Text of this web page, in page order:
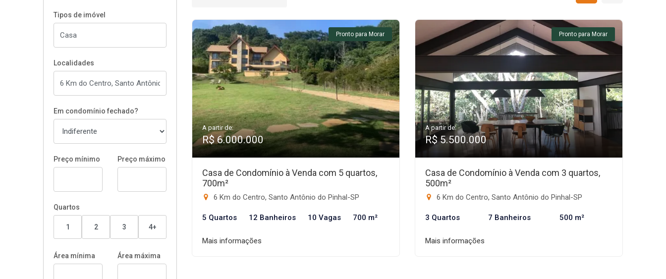
Tipos de imóvel
Localidades
Em condomínio fechado?
Preço mínimo Preço máximo
Quartos
1 2 3 4+
Área mínima Área máxima
Pronto para Morar
A partir de:
R$ 6.000.000
Casa de Condomínio à Venda com 5 quartos,
700m²
6 Km do Centro, Santo Antônio do Pinhal-SP
5 Quartos 12 Banheiros 10 Vagas 700 m²
Mais informações
Pronto para Morar
A partir de:
R$ 5.500.000
Casa de Condomínio à Venda com 3 quartos,
500m²
6 Km do Centro, Santo Antônio do Pinhal-SP
3 Quartos 7 Banheiros 500 m²
Mais informações